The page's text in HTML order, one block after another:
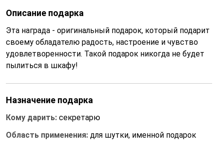
Описание подарка
Эта награда - оригинальный подарок, который подарит
своему обладателю радость, настроение и чувство
удовлетворенности. Такой подарок никогда не будет
пылиться в шкафу!
Назначение подарка
Кому дарить: секретарю
Область применения: для шутки, именной подарок